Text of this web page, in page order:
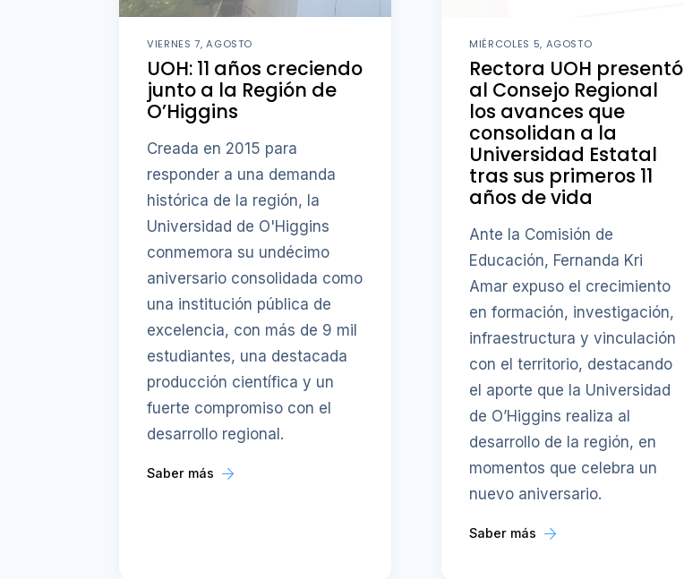
VIERNES 7, AGOSTO
UOH: 11 años creciendo
junto a la Región de
O’Higgins
Creada en 2015 para
responder a una demanda
histórica de la región, la
Universidad de O'Higgins
conmemora su undécimo
aniversario consolidada como
una institución pública de
excelencia, con más de 9 mil
estudiantes, una destacada
producción científica y un
fuerte compromiso con el
desarrollo regional.
Saber más
MIÉRCOLES 5, AGOSTO
Rectora UOH presentó
al Consejo Regional
los avances que
consolidan a la
Universidad Estatal
tras sus primeros 11
años de vida
Ante la Comisión de
Educación, Fernanda Kri
Amar expuso el crecimiento
en formación, investigación,
infraestructura y vinculación
con el territorio, destacando
el aporte que la Universidad
de O’Higgins realiza al
desarrollo de la región, en
momentos que celebra un
nuevo aniversario.
Saber más